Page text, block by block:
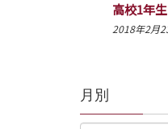
高校1年
2018年2月
月別